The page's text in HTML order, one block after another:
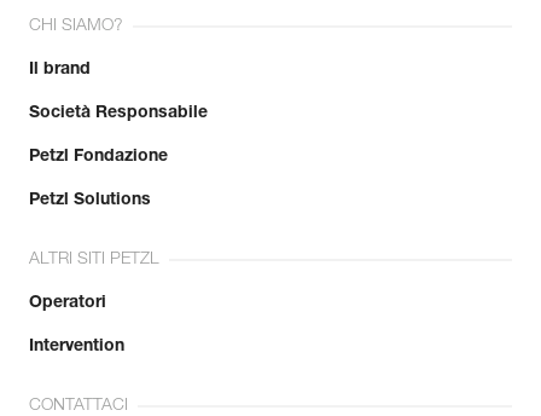
CHI SIAMO?
Il brand
Società Responsabile
Petzl Fondazione
Petzl Solutions
ALTRI SITI PETZL
Operatori
Intervention
CONTATTACI